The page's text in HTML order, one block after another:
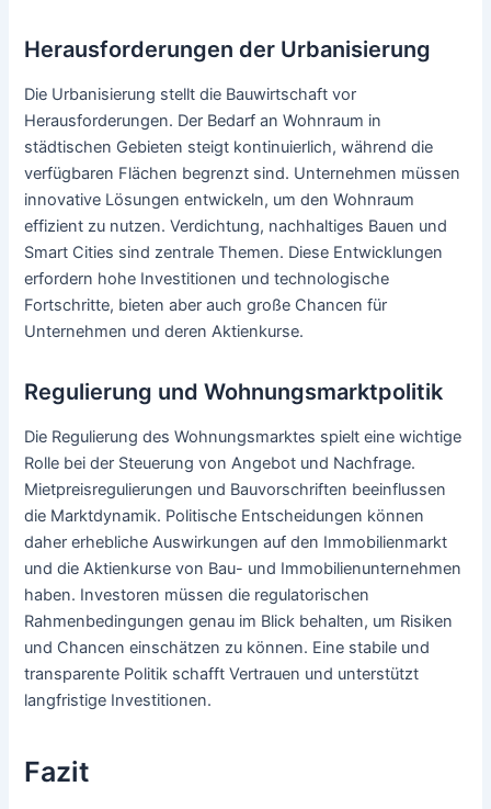
Herausforderungen der Urbanisierung
Die Urbanisierung stellt die Bauwirtschaft vor
Herausforderungen. Der Bedarf an Wohnraum in
städtischen Gebieten steigt kontinuierlich, während die
verfügbaren Flächen begrenzt sind. Unternehmen müssen
innovative Lösungen entwickeln, um den Wohnraum
effizient zu nutzen. Verdichtung, nachhaltiges Bauen und
Smart Cities sind zentrale Themen. Diese Entwicklungen
erfordern hohe Investitionen und technologische
Fortschritte, bieten aber auch große Chancen für
Unternehmen und deren Aktienkurse.
Regulierung und Wohnungsmarktpolitik
Die Regulierung des Wohnungsmarktes spielt eine wichtige
Rolle bei der Steuerung von Angebot und Nachfrage.
Mietpreisregulierungen und Bauvorschriften beeinflussen
die Marktdynamik. Politische Entscheidungen können
daher erhebliche Auswirkungen auf den Immobilienmarkt
und die Aktienkurse von Bau- und Immobilienunternehmen
haben. Investoren müssen die regulatorischen
Rahmenbedingungen genau im Blick behalten, um Risiken
und Chancen einschätzen zu können. Eine stabile und
transparente Politik schafft Vertrauen und unterstützt
langfristige Investitionen.
Fazit